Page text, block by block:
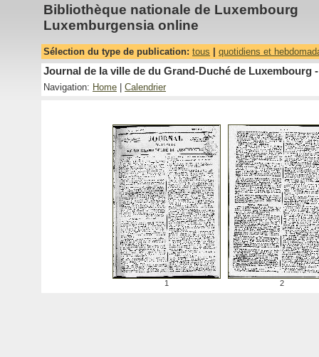
Bibliothèque nationale de Luxembourg
Luxemburgensia online
Sélection du type de publication: tous quotidiens et
Journal de la ville de du Grand-Duché de Luxembourg -
Navigation: Home Calendrier
1 2